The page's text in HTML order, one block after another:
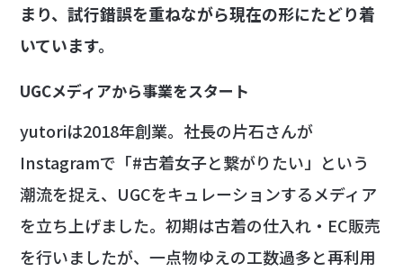
まり、試行錯誤を重ねながら現在の形にたどり着
いています。
UGCメディアから事業をスタート
yutoriは2018年創業。社長の片石さんが
Instagramで「#古着女子と繋がりたい」という
潮流を捉え、UGCをキュレーションするメディア
を立ち上げました。初期は古着の仕入れ・EC販売
を行いましたが、一点物ゆえの工数過多と再利用